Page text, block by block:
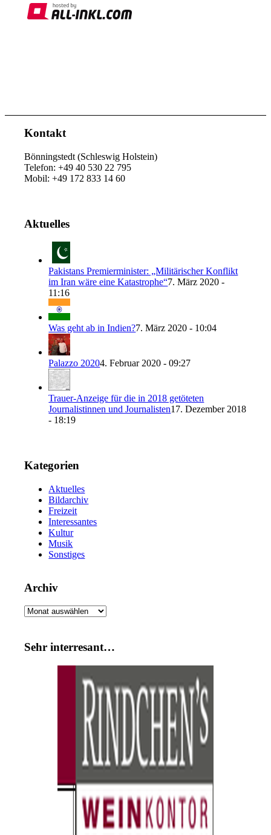
Kontakt
Bönningstedt (Schleswig Holstein)
Telefon: +49 40 530 22 795
Mobil: +49 172 833 14 60
Aktuelles
Pakistans Premierminister: „Militärischer Konflikt
im Iran wäre eine Katastrophe“7. März 2020 -
11:16
Was geht ab in Indien?7. März 2020 - 10:04
Palazzo 20204. Februar 2020 - 09:27
Trauer-Anzeige für die in 2018 getöteten
Journalistinnen und Journalisten17. Dezember 2018
- 18:19
Kategorien
Aktuelles
Bildarchiv
Freizeit
Interessantes
Kultur
Musik
Sonstiges
Archiv
Archiv
Sehr interresant…